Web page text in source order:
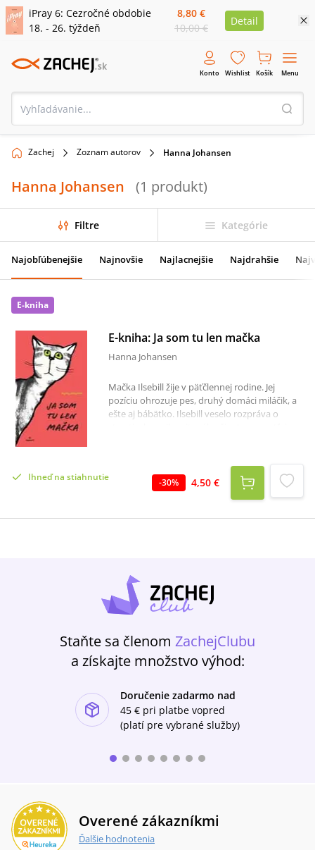
iPray 6: Cezročné obdobie
18. - 26. týždeň
8,80 €
10,00 €
Detail
Konto Wishlist Košík Menu
Zachej Zoznam autorov Hanna Johansen
Hanna Johansen (1 produkt)
Filtre Kategórie
Najobľúbenejšie Najnovšie Najlacnejšie Najdrahšie
E-kniha
E-kniha: Ja som tu len mačka
Hanna Johansen
Mačka Ilsebill žije v päťčlennej rodine. Jej
pozíciu ohrozuje pes, druhý domáci miláčik, a
ešte aj bábätko. Ilsebill veselo rozpráva o
dovolenky žiť dočasne v domove pre
mačky.Kniha je ilustrovaná čiernobielymi
mačacími portrétmi Hildegard Müller.Kniha je
osloví aj dospelú čitateľskú obec, potešia sa jej
mačka, záujem čitateľov bol taký veľký, že
podnietil vydavateľa založiť novú edíciu.
Postupne v nej vyšli knihy Ja som tu len pes, Ja
som tu len škrečok (2014) a Ja som tu len poník
neobsahujú ilustrácie.
Ihneď na stiahnutie -30% 4,50 €
Staňte sa členom ZachejClubu
a získajte množstvo výhod:
Doručenie zadarmo nad
45 € pri platbe vopred
(platí pre vybrané služby)
Overené zákazníkmi
Ďalšie hodnotenia